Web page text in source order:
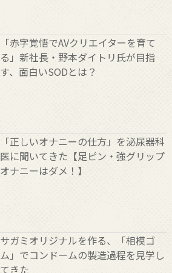
「赤字覚悟でAVクリエイターを育て
る」新社長・野本ダイトリ氏が目指
す、面白いSODとは？
「正しいオナニーの仕方」を泌尿器科
医に聞いてきた【足ピン・強グリップ
オナニーはダメ！】
サガミオリジナルを作る、「相模ゴ
ム」でコンドームの製造過程を見学し
てきた